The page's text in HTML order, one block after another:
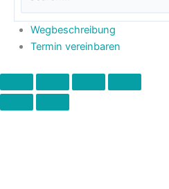
Wegbeschreibung
Termin vereinbaren